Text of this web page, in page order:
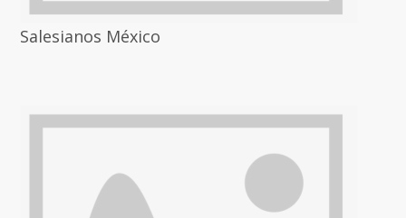
Salesianos México